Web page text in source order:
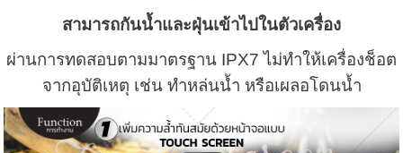
สามารถกันน้ำและฝุ่นเข้าไปในตัวเครื่อง
ผ่านการทดสอบตามมาตรฐาน IPX7 ไม่ทำให้เครื่องช็อต
จากอุบัติเหตุ เช่น ทำหล่นน้ำ หรือเผลอโดนน้ำ